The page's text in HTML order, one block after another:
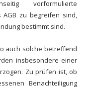
vorformulierte
zu begreifen sind,
bestimmt sind.
auch solche betreffend
insbesondere einer
Zu prüfen ist, ob
Benachteiligung